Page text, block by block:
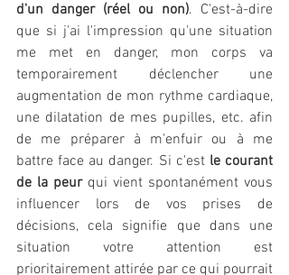
d'un danger (réel ou non). C'est-à-dire
que si j'ai l'impression qu'une situation
me met en danger, mon corps va
temporairement déclencher une
augmentation de mon rythme cardiaque,
une dilatation de mes pupilles, etc. afin
de me préparer à m'enfuir ou à me
battre face au danger. Si c'est le courant
de la peur qui vient spontanément vous
influencer lors de vos prises de
décisions, cela signifie que dans une
situation votre attention est
prioritairement attirée par ce qui pourrait